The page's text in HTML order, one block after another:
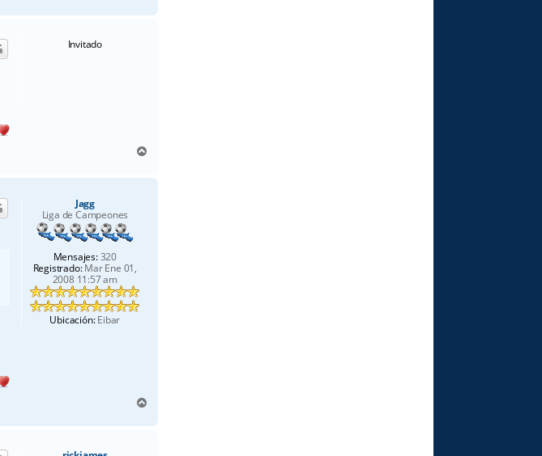
r
Invitado
r
Jagg
Liga de Campeones
Mensajes:320
Registrado:Mar Ene 01,
2008 11:57 am
Ubicación:Eibar
r